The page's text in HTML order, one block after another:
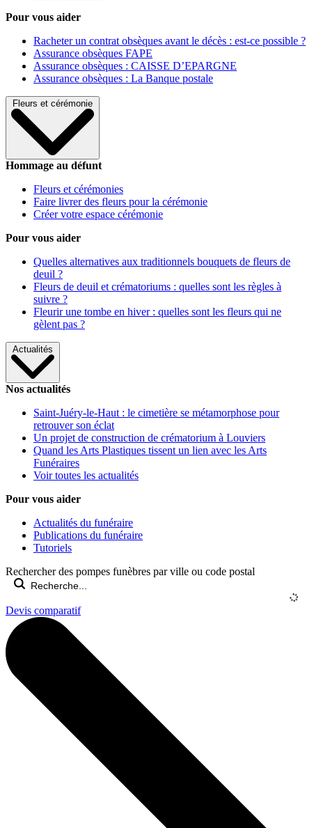
Pour vous aider
Racheter un contrat obsèques avant le décès : est-ce possible ?
Assurance obsèques FAPE
Assurance obsèques : CAISSE D’EPARGNE
Assurance obsèques : La Banque postale
Fleurs et cérémonie
Hommage au défunt
Fleurs et cérémonies
Faire livrer des fleurs pour la cérémonie
Créer votre espace cérémonie
Pour vous aider
Quelles alternatives aux traditionnels bouquets de fleurs de
deuil ?
Fleurs de deuil et crématoriums : quelles sont les règles à
suivre ?
Fleurir une tombe en hiver : quelles sont les fleurs qui ne
gèlent pas ?
Actualités
Nos actualités
Saint-Juéry-le-Haut : le cimetière se métamorphose pour
retrouver son éclat
Un projet de construction de crématorium à Louviers
Quand les Arts Plastiques tissent un lien avec les Arts
Funéraires
Voir toutes les actualités
Pour vous aider
Actualités du funéraire
Publications du funéraire
Tutoriels
Rechercher des pompes funèbres par ville ou code postal
Devis comparatif